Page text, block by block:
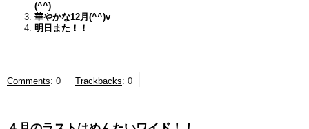
(^^)
華やかな12月(^^)v
明日また！！
Comments: 0 Trackbacks: 0